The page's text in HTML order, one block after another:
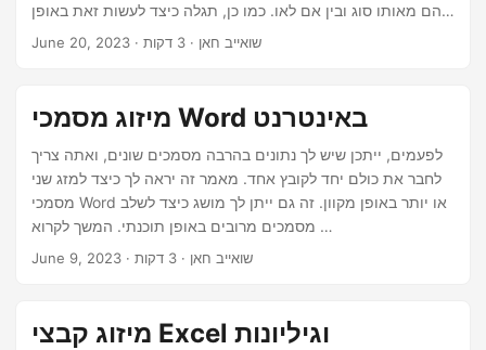
הם מאותו סוג ובין אם לאו. כמו כן, תגלה כיצד לעשות זאת באופן
תכנותי. המשך לקרוא …
June 20, 2023 · שואייב חאן · 3 דקות
מיזוג מסמכי Word באינטרנט
לפעמים, ייתכן שיש לך נתונים בהרבה מסמכים שונים, ואתה צריך
לחבר את כולם יחד לקובץ אחד. מאמר זה יראה לך כיצד למזג שני
מסמכי Word או יותר באופן מקוון. זה גם ייתן לך מושג כיצד לשלב
מסמכים מרובים באופן תוכנתי. המשך לקרוא …
June 9, 2023 · שואייב חאן · 3 דקות
מיזוג קבצי Excel וגיליונות